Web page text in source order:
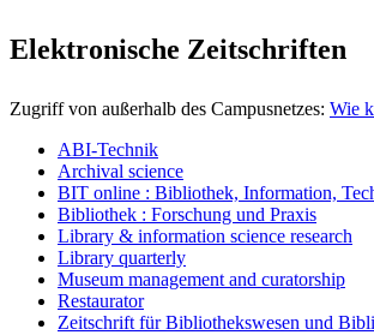
Elektronische Zeitschriften
Zugriff von außerhalb des Campusnetzes: Wie
ABI-Technik
Archival science
BIT online : Bibliothek, Information,
Bibliothek : Forschung und Praxis
Library & information science research
Library quarterly
Museum management and curatorship
Restaurator
Zeitschrift für Bibliothekswesen und